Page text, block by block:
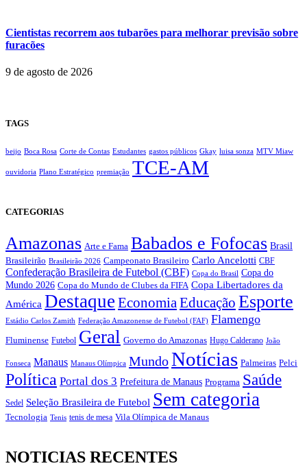
Cientistas recorrem aos tubarões para melhorar previsão sobre
furacões
9 de agosto de 2026
TAGS
beijo Boca Rosa Corte de Contas Estudantes gastos públicos Gkay luisa sonza MTV Miaw
ouvidoria Plano Estratégico premiação TCE-AM
CATEGORIAS
Amazonas Arte e Fama Babados e Fofocas Brasil
Brasileirão Brasileirão 2026 Campeonato Brasileiro Carlo Ancelotti CBF
Confederação Brasileira de Futebol (CBF) Copa do Brasil Copa do
Mundo 2026 Copa do Mundo de Clubes da FIFA Copa Libertadores da
América Destaque Economia Educação Esporte
Estádio Carlos Zamith Federação Amazonense de Futebol (FAF) Flamengo
Fluminense Futebol Geral Governo do Amazonas Hugo Calderano João
Fonseca Manaus Manaus Olímpica MundoNotícias Palmeiras Pelci
Política Portal dos 3 Prefeitura de Manaus Programa Saúde
Sedel Seleção Brasileira de Futebol Sem categoria
Tecnologia Tenis tenis de mesa Vila Olímpica de Manaus
NOTICIAS RECENTES